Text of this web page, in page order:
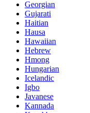
Georgian
Gujarati
Haitian
Hausa
Hawaiian
Hebrew
Hmong
Hungarian
Icelandic
Igbo
Javanese
Kannada